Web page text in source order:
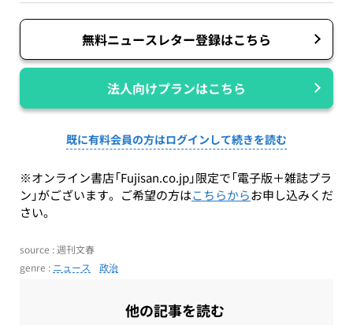
無料ニュースレター登録はこちら
法人向けプランはこちら
既に有料会員の方はログインして続きを読む
※オンライン書店「Fujisan.co.jp」限定で「電子版＋雑誌プラ
ン」がございます。ご希望の方はこちらからお申し込みくだ
さい。
source : 週刊文春
genre : ニュース 政治
他の記事を読む